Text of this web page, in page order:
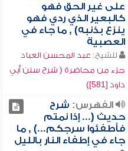
على غير الحق فهو
كالبعير الذي ردي فهو
ينزع بذنبه) , ما جاء في
العصبية
للشيخ: عبد المحسن العباد
جزء من محاضرة ( شرح سنن أبي
داود [581])
الفهرس: شرح
حديث (... إذا نمتم
فأطفئوا سرجكم...) , ما
جاء في إطفاء النار بالليل